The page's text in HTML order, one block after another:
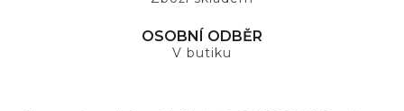
OSOBNÍ ODBĚR
V butiku